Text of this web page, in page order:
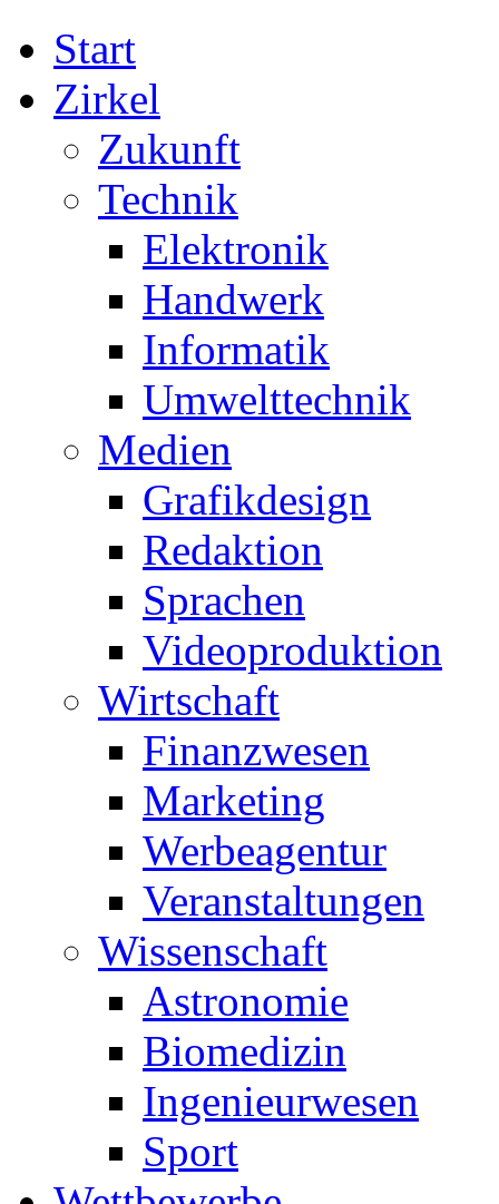
Start
Zirkel
Zukunft
Technik
Elektronik
Handwerk
Informatik
Umwelttechnik
Medien
Grafikdesign
Redaktion
Sprachen
Videoproduktion
Wirtschaft
Finanzwesen
Marketing
Werbeagentur
Veranstaltungen
Wissenschaft
Astronomie
Biomedizin
Ingenieurwesen
Sport